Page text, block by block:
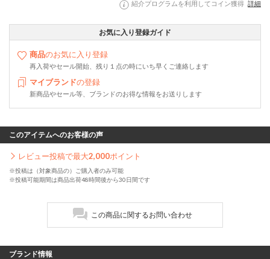
紹介プログラムを利用してコイン獲得 詳細
お気に入り登録ガイド
商品のお気に入り登録
再入荷やセール開始、残り１点の時にいち早くご連絡します
マイブランドの登録
新商品やセール等、ブランドのお得な情報をお送りします
このアイテムへのお客様の声
レビュー投稿で最大2,000ポイント
※投稿は（対象商品の）ご購入者のみ可能
※投稿可能期間は商品出荷48時間後から30日間です
この商品に関するお問い合わせ
ブランド情報